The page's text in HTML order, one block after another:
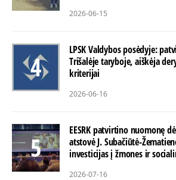
2026-06-15
LPSK Valdybos posėdyje:
Trišalėje taryboje, aiškėja
kriterijai
2026-06-16
EESRK patvirtino nuomonę
atstovė J. Subačiūtė-
investicijas į žmones ir
2026-07-16